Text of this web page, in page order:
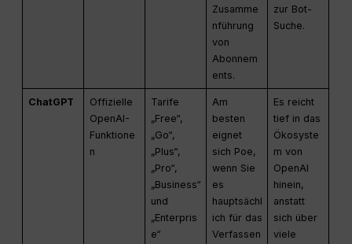
Zusamme
nführung
von
Abonnem
ents.
zur Bot-
Suche.
ChatGPT
Offizielle
OpenAI-
Funktione
n
Tarife
„Free“,
„Go“,
„Plus“,
„Pro“,
„Business“
und
„Enterpris
e“
Am
besten
eignet
sich Poe,
wenn Sie
es
hauptsächl
ich für das
Verfassen
Es reicht
tief in das
Ökosyste
m von
OpenAI
hinein,
anstatt
sich über
viele